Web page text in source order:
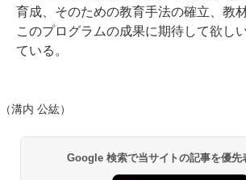
育成、そのための教育手法の確立、教
このプログラムの成果に期待して欲し
ている。
（溝内 公紘）
Google 検索で当サイトの記事を優先